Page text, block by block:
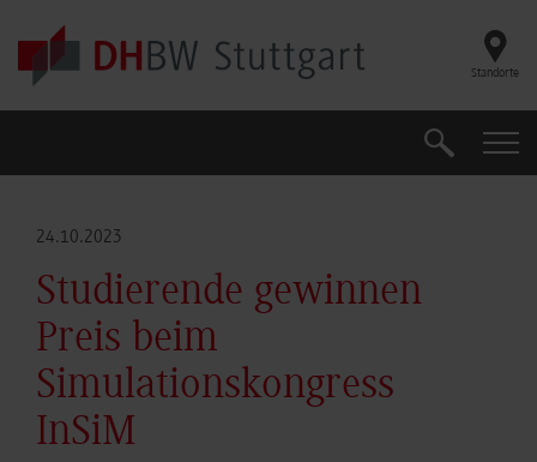
Skip to main content
Standorte
Suche
24.10.2023
Studierende gewinnen
Preis beim
Simulationskongress
InSiM